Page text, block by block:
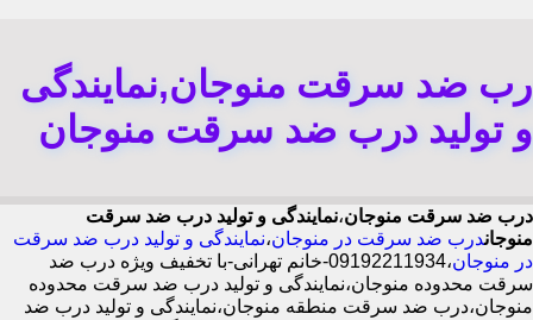
ضد سرقت منوجان,نمایندگی
و تولید درب ضد سرقت منوجان
درب ضد سرقت منوجان،نمایندگی و تولید درب ضد سرقت
منوجاندرب ضد سرقت در منوجان،نمایندگی و تولید درب ضد سرقت
در منوجان
،09192211934-خانم تهرانی-با تخفیف ویژه درب ضد
سرقت محدوده منوجان،نمایندگی و تولید درب ضد سرقت محدوده
منوجان،درب ضد سرقت منطقه منوجان،نمایندگی و تولید درب ضد